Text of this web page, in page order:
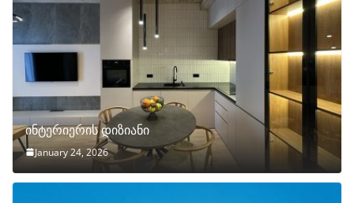
ინტერიერის დიზიანი
January 24, 2026